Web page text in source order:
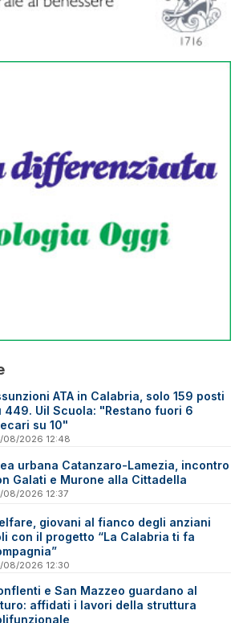
ATA in Calabria, solo 159 posti
449. Uil Scuola: "Restano fuori 6
su 10"
08/2026 12:48
urbana Catanzaro-Lamezia, incontro
Galati e Murone alla Cittadella
08/2026 12:37
giovani al fianco degli anziani
con il progetto “La Calabria ti fa
08/2026 12:30
e San Mazzeo guardano al
affidati i lavori della struttura